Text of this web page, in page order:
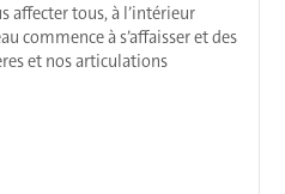
affecter tous, à l’intérieur
commence à s’affaisser et des
et nos articulations